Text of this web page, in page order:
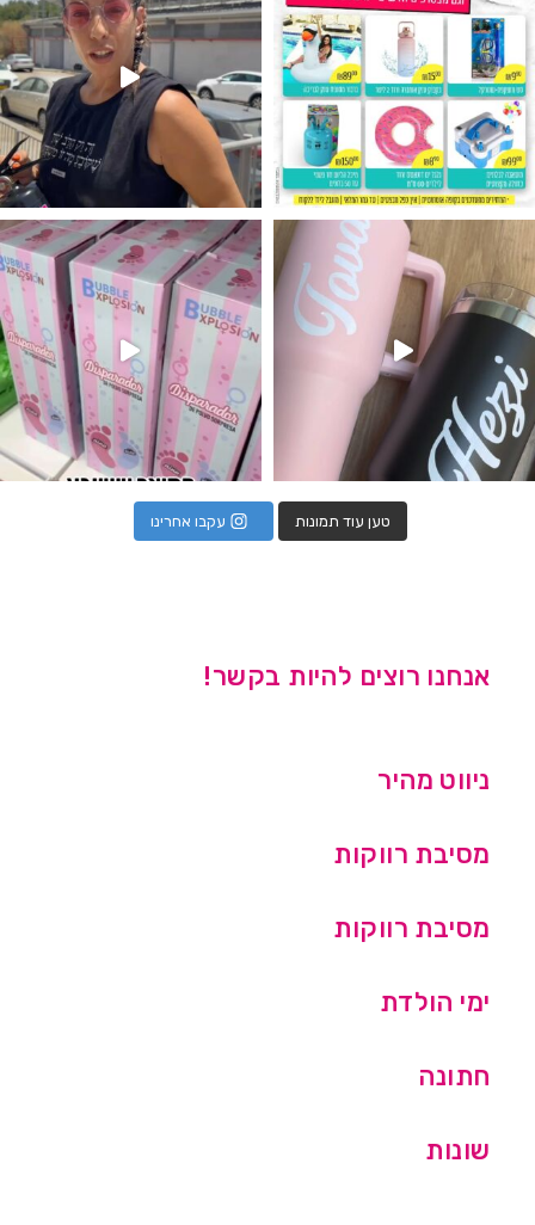
מטף לגילוי מין העובר חזר למלא
טען עוד תמונות עקבו אחרינו
אנחנו רוצים להיות בקשר!
ניווט מהיר
מסיבת רווקות
מסיבת רווקות
ימי הולדת
חתונה
שונות